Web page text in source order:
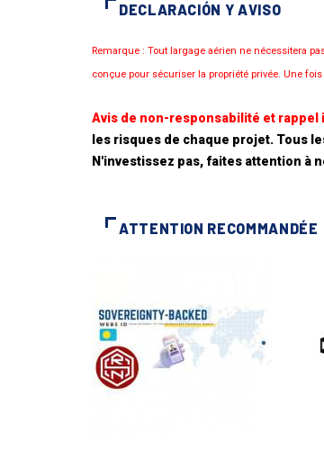
DECLARACIÓN Y AVISO
Remarque : Tout largage aérien ne nécessitera
conçue pour sécuriser la propriété privée. Une
Avis de non-responsabilité et rappel
les risques de chaque projet. Tous
N'investissez pas, faites attention à
ATTENTION RECOMMANDÉE